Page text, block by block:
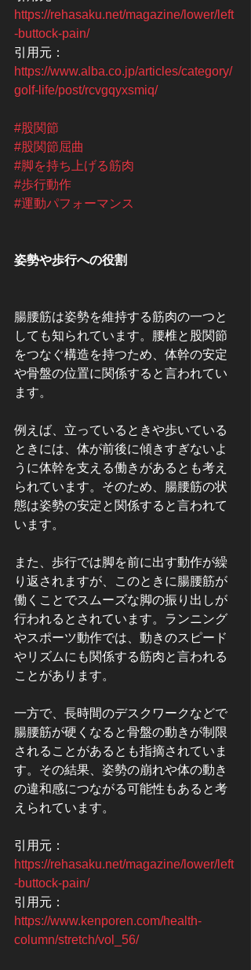
https://rehasaku.net/magazine/lower/left
-buttock-pain/
引用元：
https://www.alba.co.jp/articles/category/
golf-life/post/rcvgqyxsmiq/
#股関節
#股関節屈曲
#脚を持ち上げる筋肉
#歩行動作
#運動パフォーマンス
姿勢や歩行への役割
腸腰筋は姿勢を維持する筋肉の一つと
しても知られています。腰椎と股関節
をつなぐ構造を持つため、体幹の安定
や骨盤の位置に関係すると言われてい
ます。
例えば、立っているときや歩いている
ときには、体が前後に傾きすぎないよ
うに体幹を支える働きがあるとも考え
られています。そのため、腸腰筋の状
態は姿勢の安定と関係すると言われて
います。
また、歩行では脚を前に出す動作が繰
り返されますが、このときに腸腰筋が
働くことでスムーズな脚の振り出しが
行われるとされています。ランニング
やスポーツ動作では、動きのスピード
やリズムにも関係する筋肉と言われる
ことがあります。
一方で、長時間のデスクワークなどで
腸腰筋が硬くなると骨盤の動きが制限
されることがあるとも指摘されていま
す。その結果、姿勢の崩れや体の動き
の違和感につながる可能性もあると考
えられています。
引用元：
https://rehasaku.net/magazine/lower/left
-buttock-pain/
引用元：
https://www.kenporen.com/health-
column/stretch/vol_56/